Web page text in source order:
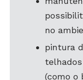
no
pintura
(como o